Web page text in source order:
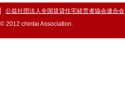
公益社団法人全国賃貸住宅経営者協会連合会
© 2012 chintai Association.